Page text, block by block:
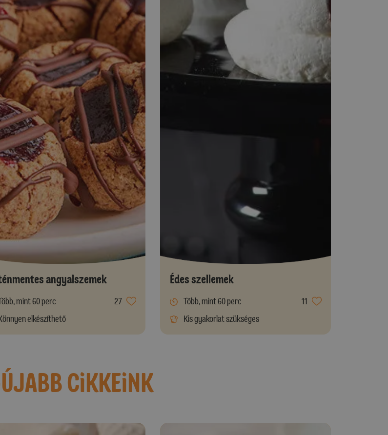
angyalszemek
mint 60 perc
27
elkészíthető
Édes szellemek
Több, mint 60 perc
11
Kis gyakorlat szükséges
CiKKEiNK